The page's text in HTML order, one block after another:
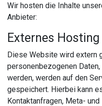
Wir hosten die Inhalte
Anbieter:
Externes Hosting
Diese Website wird extern
personenbezogenen
werden, werden auf den
gespeichert. Hierbei kann
Kontaktanfragen, Meta-